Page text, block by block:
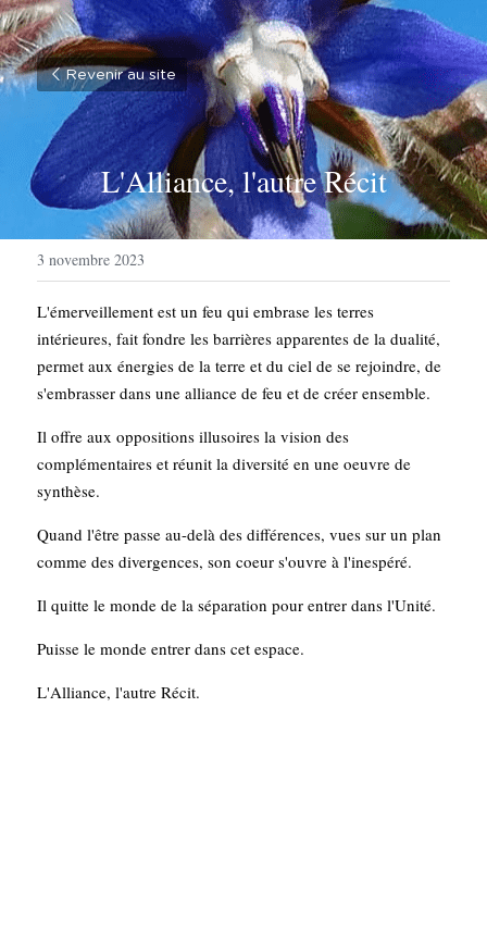
Revenir au site
L'Alliance, l'autre Récit
3 novembre 2023
L'émerveillement est un feu qui embrase les terres
intérieures, fait fondre les barrières apparentes de la dualité,
permet aux énergies de la terre et du ciel de se rejoindre, de
s'embrasser dans une alliance de feu et de créer ensemble.
Il offre aux oppositions illusoires la vision des
complémentaires et réunit la diversité en une oeuvre de
synthèse.
Quand l'être passe au-delà des différences, vues sur un plan
comme des divergences, son coeur s'ouvre à l'inespéré.
Il quitte le monde de la séparation pour entrer dans l'Unité.
Puisse le monde entrer dans cet espace.
L'Alliance, l'autre Récit.